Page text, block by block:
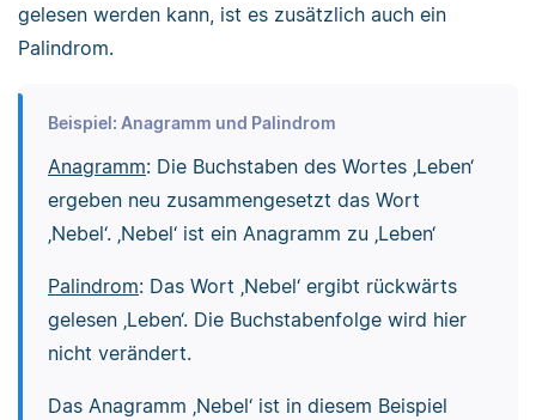
gelesen werden kann, ist es zusätzlich auch ein
Palindrom.
Beispiel: Anagramm und Palindrom
Anagramm: Die Buchstaben des Wortes ‚Leben‘
ergeben neu zusammengesetzt das Wort
‚Nebel‘. ‚Nebel‘ ist ein Anagramm zu ‚Leben‘
Palindrom: Das Wort ‚Nebel‘ ergibt rückwärts
gelesen ‚Leben‘. Die Buchstabenfolge wird hier
nicht verändert.
Das Anagramm ‚Nebel‘ ist in diesem Beispiel